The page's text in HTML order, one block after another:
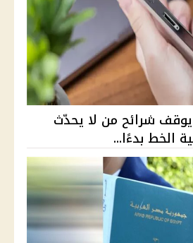
يوقف شرائح من لا يحدّث
الخط بدءًا...